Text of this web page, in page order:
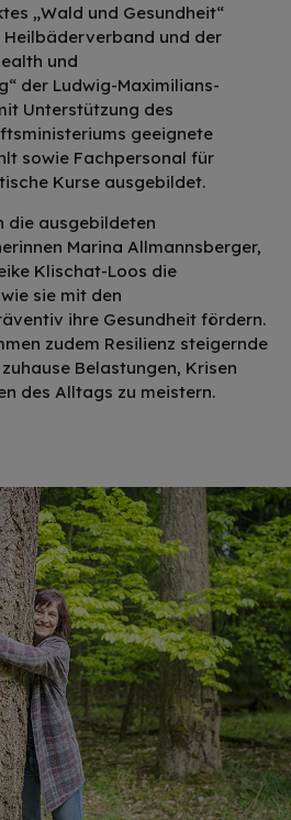
„Wald und Gesundheit“
und der
und
der Ludwig-Maximilians-
Unterstützung des
geeignete
sowie Fachpersonal für
Kurse ausgebildet.
die ausgebildeten
Marina Allmannsberger,
Klischat-Loos die
sie mit den
ihre Gesundheit fördern.
zudem Resilienz steigernde
Belastungen, Krisen
des Alltags zu meistern.